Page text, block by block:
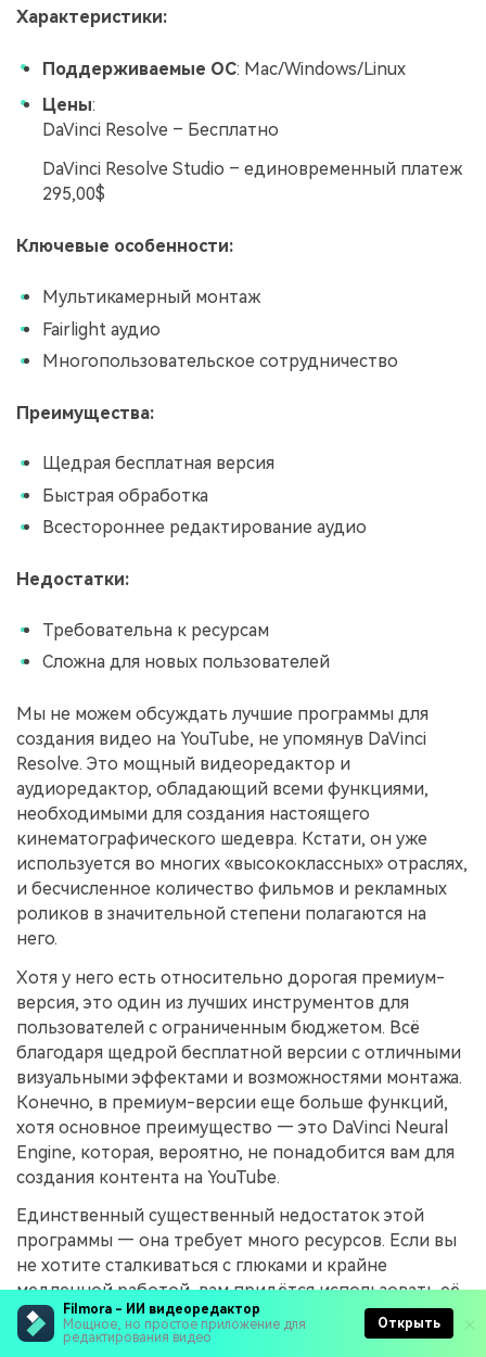
Filmora - ИИ видеоредактор
Мощное, но простое приложение для
редактирования видео
Открыть
Характеристики:
Поддерживаемые ОС: Mac/Windows/Linux
Цены:
DaVinci Resolve – Бесплатно
DaVinci Resolve Studio – единовременный платеж
295,00$
Ключевые особенности:
Мультикамерный монтаж
Fairlight аудио
Многопользовательское сотрудничество
Преимущества:
Щедрая бесплатная версия
Быстрая обработка
Всестороннее редактирование аудио
Недостатки:
Требовательна к ресурсам
Сложна для новых пользователей
Мы не можем обсуждать лучшие программы для
создания видео на YouTube, не упомянув DaVinci
Resolve. Это мощный видеоредактор и
аудиоредактор, обладающий всеми функциями,
необходимыми для создания настоящего
кинематографического шедевра. Кстати, он уже
используется во многих «высококлассных» отраслях,
и бесчисленное количество фильмов и рекламных
роликов в значительной степени полагаются на
него.
Хотя у него есть относительно дорогая премиум-
версия, это один из лучших инструментов для
пользователей с ограниченным бюджетом. Всё
благодаря щедрой бесплатной версии с отличными
визуальными эффектами и возможностями монтажа.
Конечно, в премиум-версии еще больше функций,
хотя основное преимущество — это DaVinci Neural
Engine, которая, вероятно, не понадобится вам для
создания контента на YouTube.
Единственный существенный недостаток этой
программы — она требует много ресурсов. Если вы
не хотите сталкиваться с глюками и крайне
медленной работой, вам придётся использовать её
на мощном компьютере.